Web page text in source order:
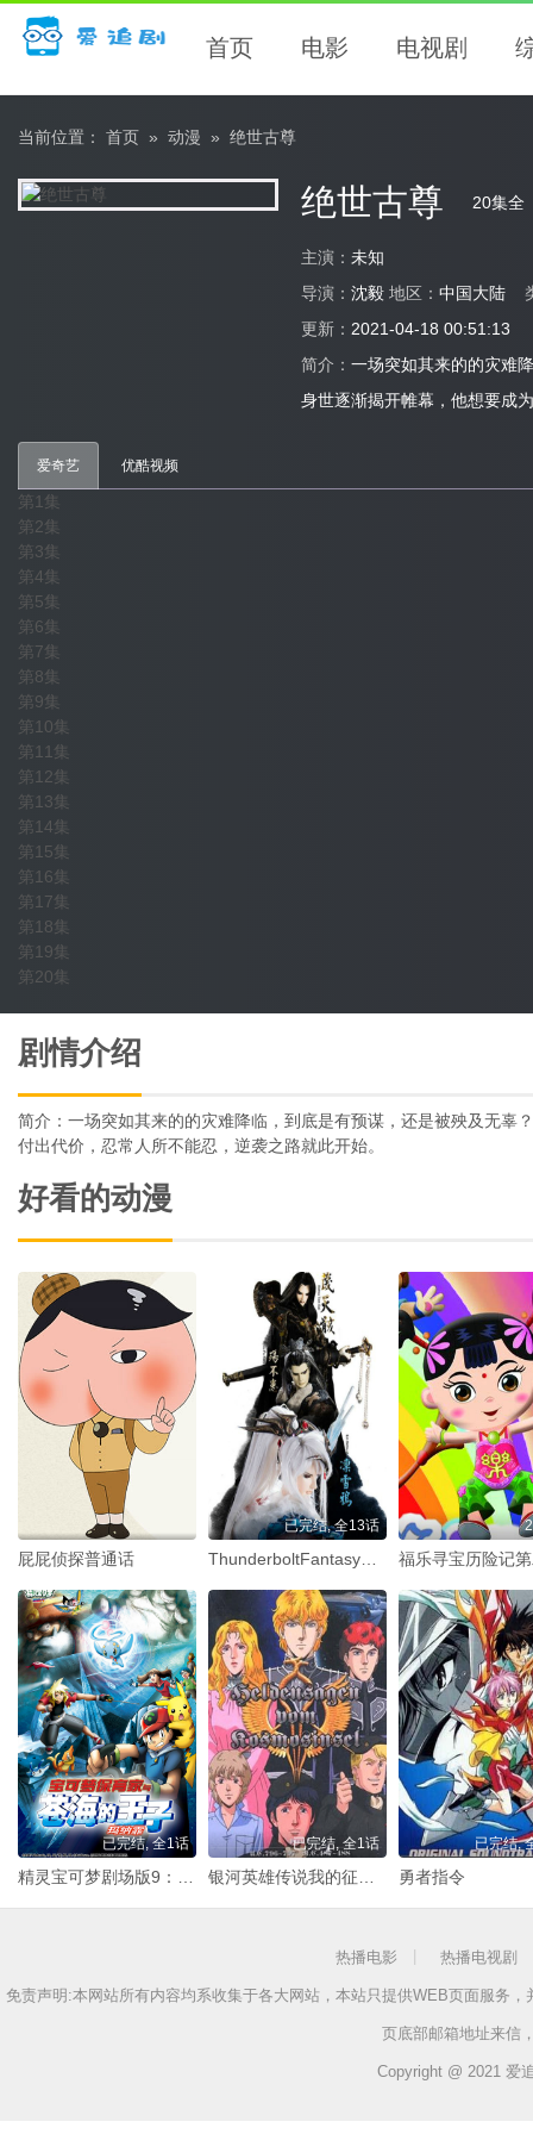
首页 电影 电视剧
当前位置： 首页 » 动漫 » 绝世古尊
绝世古尊 20集全
主演： 未知
导演： 沈毅 地区： 中国大陆
更新： 2021-04-18 00:51:13
简介： 一场突如其来的的灾难
身世逐渐揭开帷幕，他想要成
爱奇艺 优酷视频
第1集
第2集
第3集
第4集
第5集
第6集
第7集
第8集
第9集
第10集
第11集
第12集
第13集
第14集
第15集
第16集
第17集
第18集
第19集
第20集
剧情介绍
简介：一场突如其来的的灾难降临，到底是有预谋，还是被殃及无
付出代价，忍常人所不能忍，逆袭之路就此开始。
好看的动漫
屁屁侦探普通话
已完结, 全13话
ThunderboltFantasy东离剑游纪 福乐寻宝历险记
已完结, 全1话 已完结, 全1话 已完结,
勇者指令
热播电影 热播电视剧
免责声明:本网站所有内容均系收集于各大网站，本站只提供WEB页面服务
页底部邮箱地址来信
Copyright @ 2021 爱